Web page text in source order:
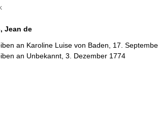
Jean de
an Karoline Luise von Baden, 17.
an Unbekannt, 3. Dezember 1774